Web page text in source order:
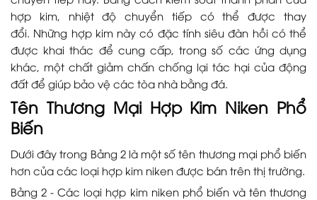
hợp kim, nhiệt độ chuyển tiếp có thể được thay
đổi. Những hợp kim này có đặc tính siêu đàn hồi có thể
được khai thác để cung cấp, trong số các ứng dụng
khác, một chất giảm chấn chống lại tác hại của động
đất để giúp bảo vệ các tòa nhà bằng đá.
Tên Thương Mại Hợp Kim Niken Phổ
Biến
Dưới đây trong Bảng 2 là một số tên thương mại phổ biến
hơn của các loại hợp kim niken được bán trên thị trường.
Bảng 2 - Các loại hợp kim niken phổ biến và tên thương